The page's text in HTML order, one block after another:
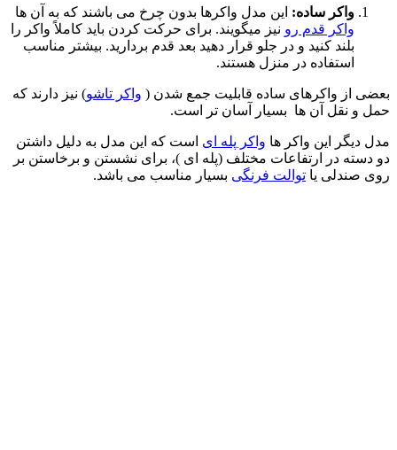
واکر ساده: این مدل واکرها بدون چرخ می باشند که به آن ها
واکر قدم رو نیز میگویند. برای حرکت کردن باید کاملاً واکر را
بلند کنید و در جلو قرار دهید بعد قدم بردارید. بیشتر مناسب
استفاده در منزل هستند.
بعضی از واکرهای ساده قابلیت جمع شدن ( واکر تاشو) نیز دارند که
حمل و نقل آن ها بسیار آسان تر است.
مدل دیگر این واکر ها واکر پله ای است که این مدل به دلیل داشتن
دو دسته در ارتفاعات مختلف (پله ای )، برای نشستن و برخاستن بر
روی صندلی یا توالت فرنگی بسیار مناسب می باشد.